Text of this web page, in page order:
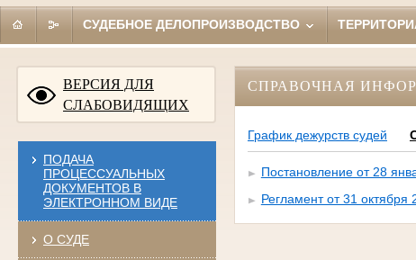
СУДЕБНОЕ ДЕЛОПРОИЗВОДСТВО
ВЕРСИЯ ДЛЯ
СЛАБОВИДЯЩИХ
ПОДАЧА
ПРОЦЕССУАЛЬНЫХ
ДОКУМЕНТОВ В
ЭЛЕКТРОННОМ ВИДЕ
О СУДЕ
СПРАВОЧНАЯ
График дежурств судей
Постановление от 28
Регламент от 31 октября